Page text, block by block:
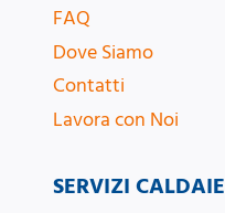
FAQ
Dove Siamo
Contatti
Lavora con Noi
SERVIZI CALDAIE